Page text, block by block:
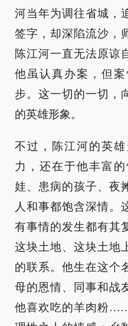
河当年为调往省城，
签字，却深陷流沙，
陈江河一直无法原谅
他虽认真办案，但
步。这一切的一切，
的英雄形象。
不过，陈江河的英
力，还在于他丰富
娃、患病的孩子、夜
人和事都饱含深情。
有事情的发生都有其
这块土地、这块土地
的联系。他生在这个
母的恩情、同事和战
他喜欢吃的羊肉粉